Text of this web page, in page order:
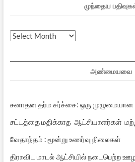
முந்தைய
முந்தைய
அண்மையவை
சனாதன தர்ம சர்ச்சை: ஒரு
சட்டத்தை மதிக்காத ஆட்சியாளர்கள்
வேதாந்தம் : மூன்று உணர்வு நிலைகள்
திராவிட மாடல் ஆட்சியில் நடைபெற்ற